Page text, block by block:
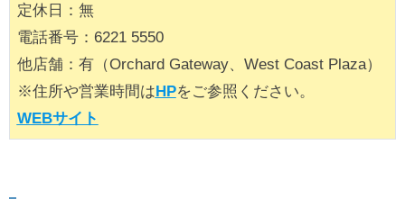
定休日：無
電話番号：6221 5550
他店舗：有（Orchard Gateway、West Coast Plaza）
※住所や営業時間はHPをご参照ください。
WEBサイト